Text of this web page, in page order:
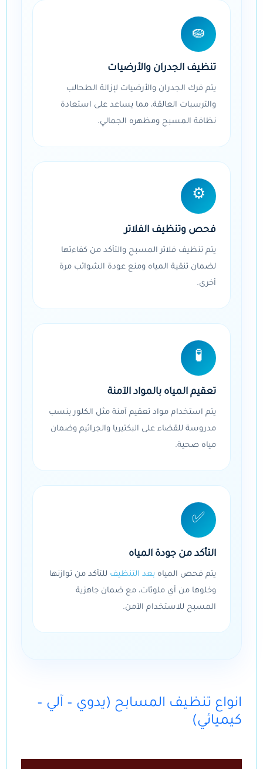
🧽
تنظيف الجدران والأرضيات
يتم فرك الجدران والأرضيات لإزالة الطحالب
والترسبات العالقة، مما يساعد على استعادة
نظافة المسبح ومظهره الجمالي.
⚙️
فحص وتنظيف الفلاتر
يتم تنظيف فلاتر المسبح والتأكد من كفاءتها
لضمان تنقية المياه ومنع عودة الشوائب مرة
أخرى.
🧪
تعقيم المياه بالمواد الآمنة
يتم استخدام مواد تعقيم آمنة مثل الكلور بنسب
مدروسة للقضاء على البكتيريا والجراثيم وضمان
مياه صحية.
✅
التأكد من جودة المياه
يتم فحص المياه بعد التنظيف للتأكد من توازنها
وخلوها من أي ملوثات، مع ضمان جاهزية
المسبح للاستخدام الآمن.
انواع تنظيف المسابح (يدوي – آلي –
كيميائي)